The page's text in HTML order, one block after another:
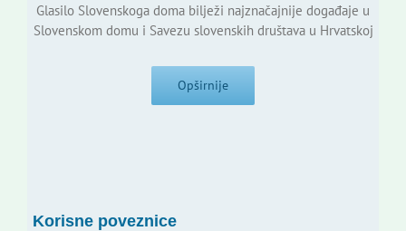
Glasilo Slovenskoga doma bilježi najznačajnije događaje u
Slovenskom domu i Savezu slovenskih društava u Hrvatskoj
Opširnije
Korisne poveznice